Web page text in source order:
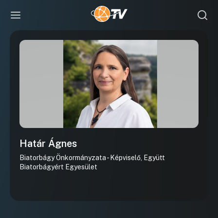
Határ Ágnes
Biatorbágy Önkormányzata - Képviselő, Együtt
Biatorbágyért Egyesület